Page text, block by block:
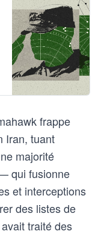
frappe
Iran, tuant
majorité
qui fusionne
et interceptions
des listes de
traité des